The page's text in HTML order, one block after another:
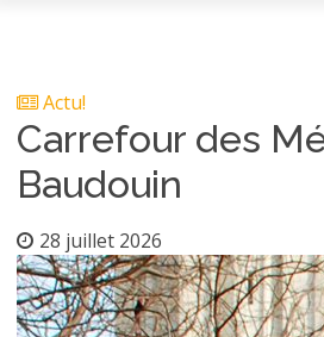
Actu!
Carrefour des
Baudouin
28 juillet 2026